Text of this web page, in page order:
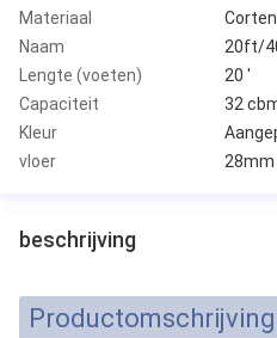
Materiaal
Naam
20ft/
Lengte (voeten)
20 '
Capaciteit
32
Kleur
vloer
beschrijving
Productomschrijving